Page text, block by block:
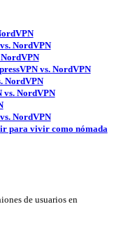
NordVPN
vs. NordVPN
NordVPN
vs. NordVPN
NordVPN
para vivir como nómada
de usuarios en